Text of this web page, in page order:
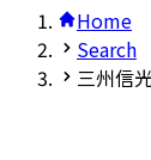
Home
Search
三州信